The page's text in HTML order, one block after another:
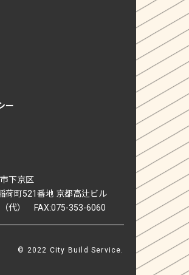
ー
下京区
荷町521番地 京都高辻ビル
代） FAX:075-353-6060
© 2022 City Build Service.